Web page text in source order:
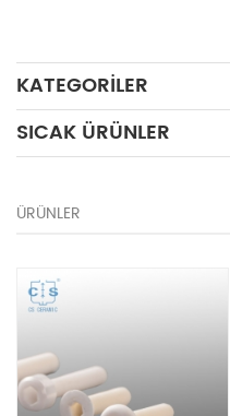
KATEGORILER
SICAK ÜRÜNLER
ÜRÜNLER